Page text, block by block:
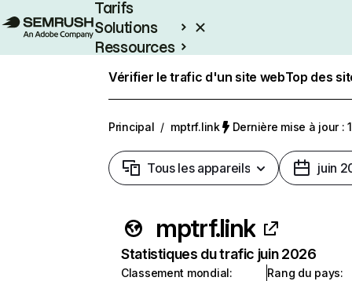
Tarifs
Solutions
Ressources
Vérifier le trafic d'un site webTop des
Principal / mptrf.link Dernière mise à jour :
Tous les appareils juin
mptrf.link
Statistiques du trafic juin 2026
Classement mondial:
Rang du pays: